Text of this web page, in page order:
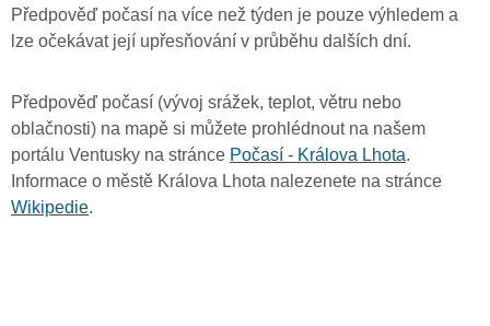
Předpověď počasí na více než týden je pouze výhledem a
lze očekávat její upřesňování v průběhu dalších dní.
Předpověď počasí (vývoj srážek, teplot, větru nebo
oblačnosti) na mapě si můžete prohlédnout na našem
portálu Ventusky na stránce Počasí - Králova Lhota.
Informace o městě Králova Lhota nalezenete na stránce
Wikipedie.